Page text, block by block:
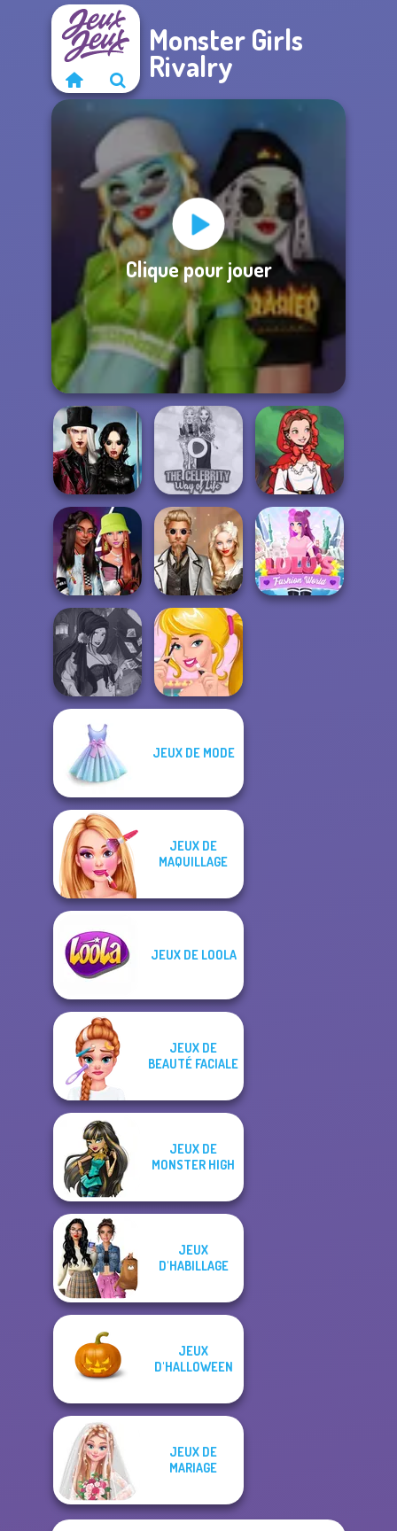
Monster Girls
Rivalry
Clique pour jouer
Twilight
Enchantment
Vampire R...
The Celebrity Way
Of Life
Little Red Riding
Hood
Fashionistas'
Faceoff
Steampunk
Wedding
Fantasy Fortune
Teller
Ellie's Morning
JEUX DE MODE
JEUX DE
MAQUILLAGE
JEUX DE LOOLA
JEUX DE
BEAUTÉ FACIALE
JEUX DE
MONSTER HIGH
JEUX
D'HABILLAGE
JEUX
D'HALLOWEEN
JEUX DE
MARIAGE